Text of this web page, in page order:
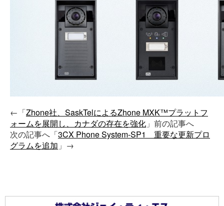
←「Zhone社、SaskTelによるZhone MXK™プラットフ
ォームを展開し、カナダの存在を強化 」前の記事へ
次の記事へ「3CX Phone System-SP1 重要な更新プロ
グラムを追加 」→